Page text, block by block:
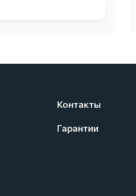
Контакты
Гарантии